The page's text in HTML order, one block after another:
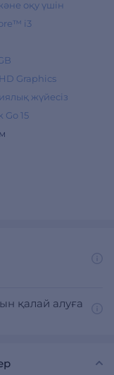
оқу үшін
i3
Graphics
жүйесіз
Go 15
қалай алуға